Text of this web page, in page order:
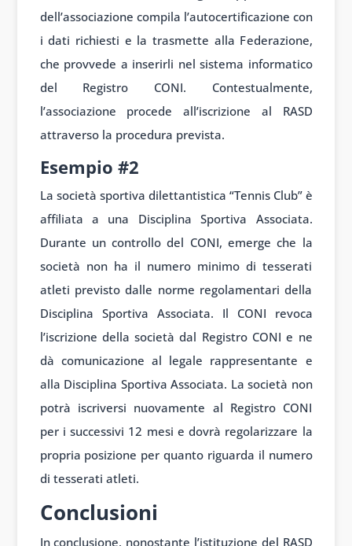
dell’associazione compila l’autocertificazione con
i dati richiesti e la trasmette alla Federazione,
che provvede a inserirli nel sistema informatico
del Registro CONI. Contestualmente,
l’associazione procede all’iscrizione al RASD
attraverso la procedura prevista.
Esempio #2
La società sportiva dilettantistica “Tennis Club” è
affiliata a una Disciplina Sportiva Associata.
Durante un controllo del CONI, emerge che la
società non ha il numero minimo di tesserati
atleti previsto dalle norme regolamentari della
Disciplina Sportiva Associata. Il CONI revoca
l’iscrizione della società dal Registro CONI e ne
dà comunicazione al legale rappresentante e
alla Disciplina Sportiva Associata. La società non
potrà iscriversi nuovamente al Registro CONI
per i successivi 12 mesi e dovrà regolarizzare la
propria posizione per quanto riguarda il numero
di tesserati atleti.
Conclusioni
In conclusione, nonostante l’istituzione del RASD